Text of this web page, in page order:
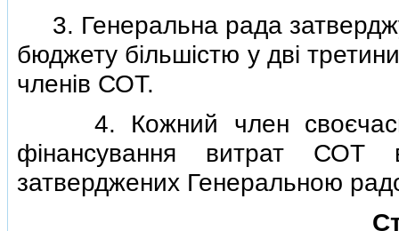
3. Генеральна рада
бюджету бiльшiстю у двi
членiв СОТ.
4. Кожний член
фiнансування витрат СОТ
затверджених Генеральною